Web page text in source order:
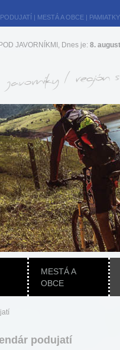
| MESTÁ A OBCE | PAMIATKY
JAVORNÍKMI, Dnes je: 8.
MESTÁ A
OBCE
podujatí